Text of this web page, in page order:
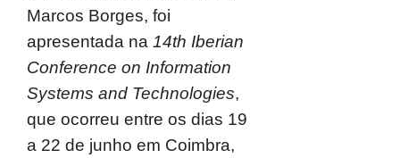
Marcos Borges, foi
apresentada na 14th Iberian
Conference on Information
Systems and Technologies,
que ocorreu entre os dias 19
a 22 de junho em Coimbra,